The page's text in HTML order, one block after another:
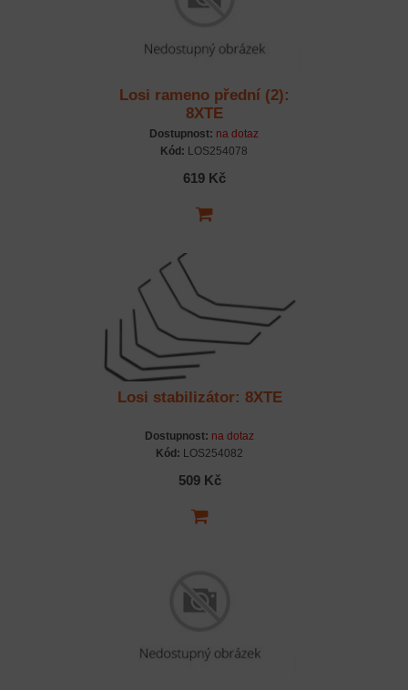
Losi rameno přední (2):
8XTE
Dostupnost: na dotaz
Kód: LOS254078
619 Kč
Losi stabilizátor: 8XTE
Dostupnost: na dotaz
Kód: LOS254082
509 Kč